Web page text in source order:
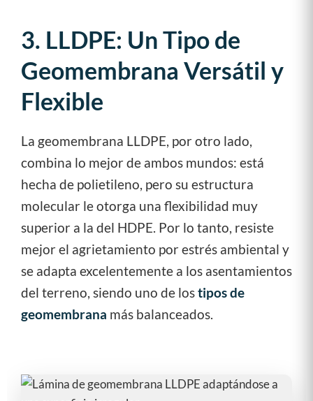
3. LLDPE: Un Tipo de
Geomembrana Versátil y
Flexible
La geomembrana LLDPE, por otro lado,
combina lo mejor de ambos mundos: está
hecha de polietileno, pero su estructura
molecular le otorga una flexibilidad muy
superior a la del HDPE. Por lo tanto, resiste
mejor el agrietamiento por estrés ambiental y
se adapta excelentemente a los asentamientos
del terreno, siendo uno de lostipos de
geomembrana más balanceados.